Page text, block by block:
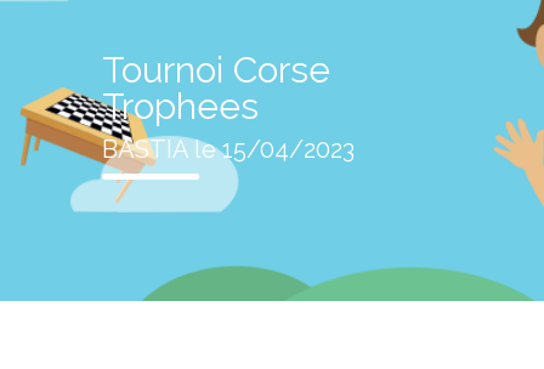
Tournoi Corse
Trophees
BASTIA le 15/04/2023